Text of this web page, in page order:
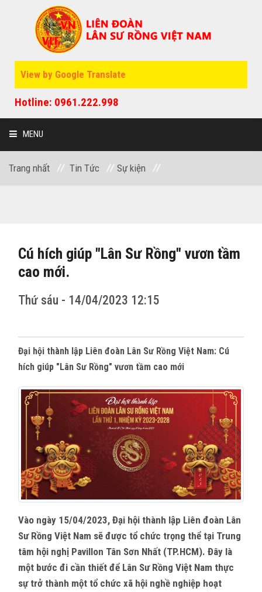
View by Google Translate
Hotline: 0961.222.998
MENU
CÁC TỈNH THÀNH
THẾ GIỚI
HÌNH ẢNH
VIDEO CLIPS
Trang nhất Tin Tức Sự kiện
Cú hích giúp "Lân Sư Rồng" vươn tầm
cao mới.
Thứ sáu - 14/04/2023 12:15
Đại hội thành lập Liên đoàn Lân Sư Rồng Việt Nam: Cú
hích giúp "Lân Sư Rồng" vươn tầm cao mới
Vào ngày 15/04/2023, Đại hội thành lập Liên đoàn Lân
Sư Rồng Việt Nam sẽ được tổ chức trọng thể tại Trung
tâm hội nghị Pavillon Tân Sơn Nhất (TP.HCM). Đây là
một bước đi cần thiết để Lân Sư Rồng Việt Nam thực
sự trở thành một tổ chức xã hội nghề nghiệp hoạt